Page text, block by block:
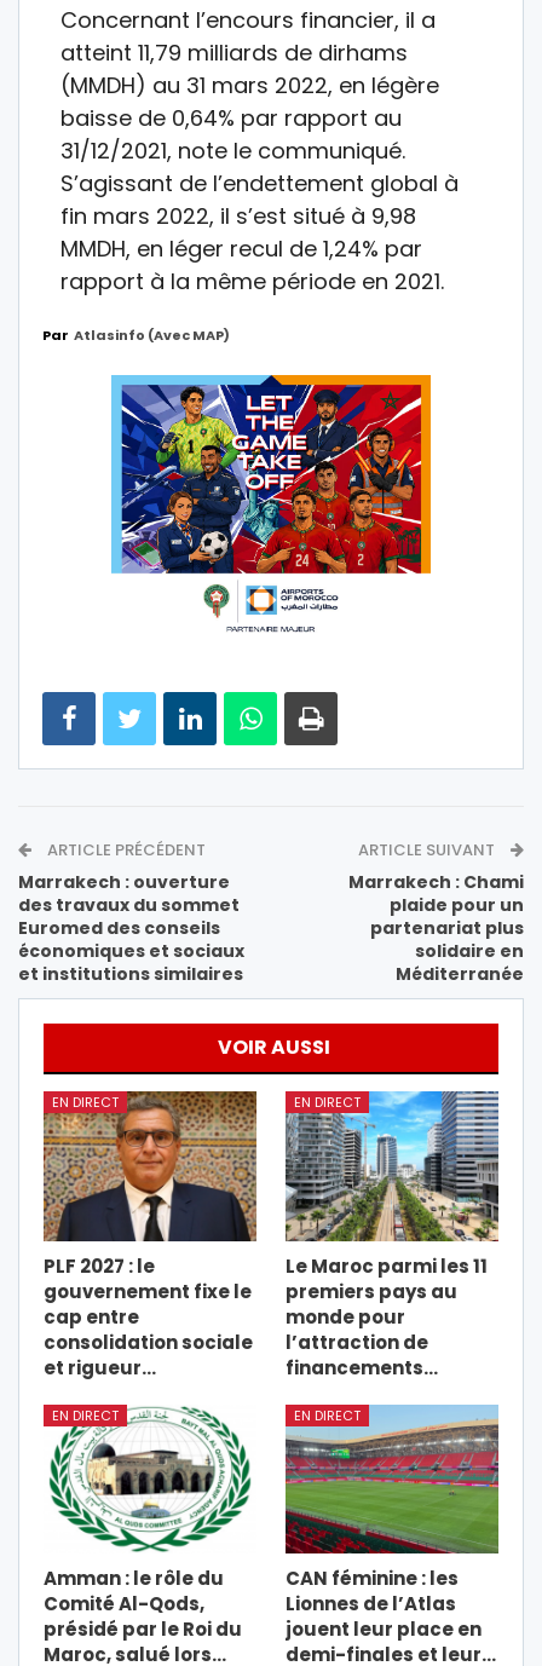
Concernant l’encours financier, il a
atteint 11,79 milliards de dirhams
(MMDH) au 31 mars 2022, en légère
baisse de 0,64% par rapport au
31/12/2021, note le communiqué.
S’agissant de l’endettement global à
fin mars 2022, il s’est situé à 9,98
MMDH, en léger recul de 1,24% par
rapport à la même période en 2021.
Par Atlasinfo (avec MAP)
ARTICLE PRÉCÉDENT
Marrakech : ouverture
des travaux du sommet
Euromed des conseils
économiques et sociaux
et institutions similaires
ARTICLE SUIVANT
Marrakech : Chami
plaide pour un
partenariat plus
solidaire en
Méditerranée
VOIR AUSSI
EN DIRECT
PLF 2027 : le
gouvernement fixe le
cap entre
consolidation sociale
et rigueur…
EN DIRECT
Le Maroc parmi les 11
premiers pays au
monde pour
l’attraction de
financements…
EN DIRECT
Amman : le rôle du
Comité Al-Qods,
présidé par le Roi du
Maroc, salué lors…
EN DIRECT
CAN féminine : les
Lionnes de l’Atlas
jouent leur place en
demi-finales et leur…